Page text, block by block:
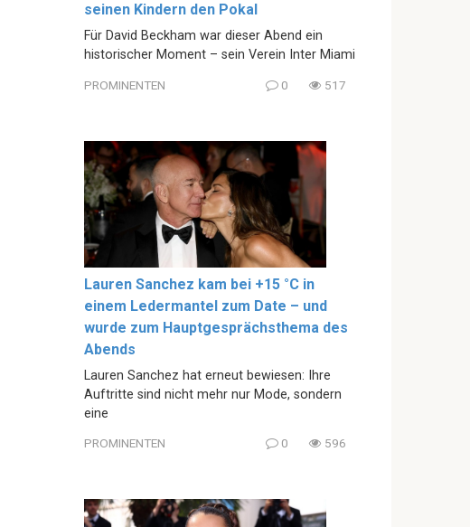
seinen Kindern den Pokal
Für David Beckham war dieser Abend ein
historischer Moment – sein Verein Inter Miami
PROMINENTEN 0 517
Lauren Sanchez kam bei +15 °C in
einem Ledermantel zum Date – und
wurde zum Hauptgesprächsthema des
Abends
Lauren Sanchez hat erneut bewiesen: Ihre
Auftritte sind nicht mehr nur Mode, sondern
eine
PROMINENTEN 0 596